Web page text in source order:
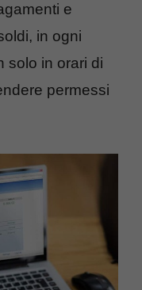
e
in ogni
solo in orari di
permessi